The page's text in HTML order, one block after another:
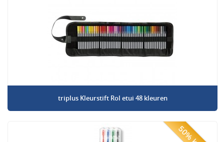
triplus Kleurstift Rol etui 48 kleuren